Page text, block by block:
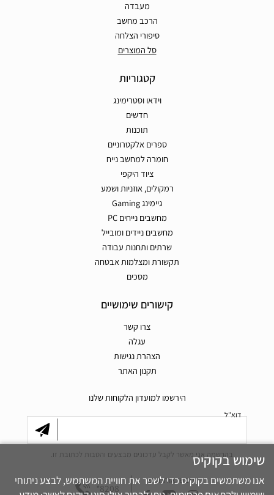
מעבדה
הרכב מחשב
סיפורי הצלחה
סל המוצרים
קטגוריות
וידאו וסטרימינג
חדשים
תוכנות
ספרים אלקטרוניים
חומרה למחשב נייח
ציוד היקפי
רמקולים, אוזניות ושמע
גיימינג Gaming
מחשבים נייחים PC
מחשבים ניידים ומובייל
שרתים ותחנות עבודה
תקשורת ומצלמות אבטחה
מסכים
קישורים שימושיים
צרו קשר
עגלה
הצהרת נגישות
תקנון האתר
הירשמו למועדון הלקוחות שלנו
דוא"ל
בהרשמה אני מאשר לקבל עדכונים מבצעים והטבות לכתובת זו.
חפשו אותנו גם
*8208
שימוש בקוקיס
אנו משתמשים בקוקיס כדי לשפר את חוויית המשתמש, לבצע ניתוחי